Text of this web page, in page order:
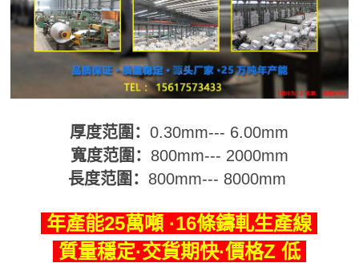
厚度范圍：0.30mm--- 6.00mm
寬度范圍： 800mm--- 2000mm
長度范圍： 800mm--- 8000mm
年產能25萬噸 ·16條鑄軋生產線
質量穩定·交貨期快·價格Z 低